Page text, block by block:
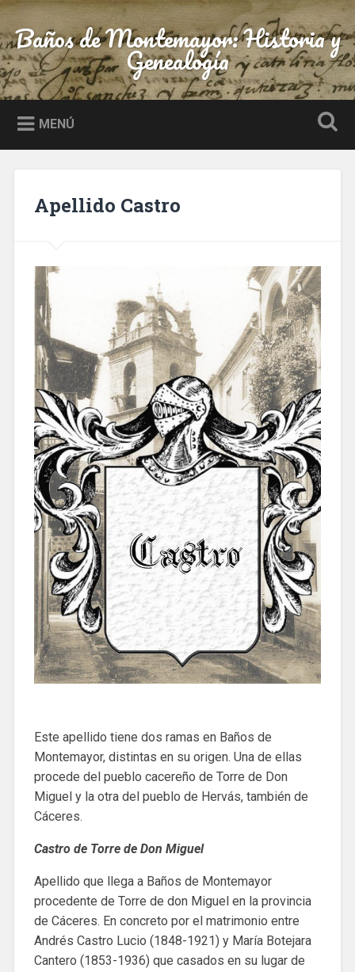
Saltar
contenido
Buscar
Baños de Montemayor: Historia y
Genealogía
MENÚ
Apellido Castro
Este apellido tiene dos ramas en Baños de
Montemayor, distintas en su origen. Una de ellas
procede del pueblo cacereño de Torre de Don
Miguel y la otra del pueblo de Hervás, también de
Cáceres.
Castro de Torre de Don Miguel
Apellido que llega a Baños de Montemayor
procedente de Torre de don Miguel en la provincia
de Cáceres. En concreto por el matrimonio entre
Andrés Castro Lucio (1848-1921) y María Botejara
Cantero (1853-1936) que casados en su lugar de